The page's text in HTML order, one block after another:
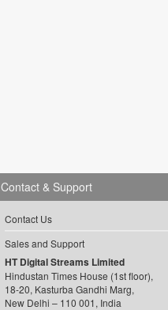
Contact & Support
Contact Us
Sales and Support
HT Digital Streams Limited
Hindustan Times House (1st floor),
18-20, Kasturba Gandhi Marg,
New Delhi – 110 001, India